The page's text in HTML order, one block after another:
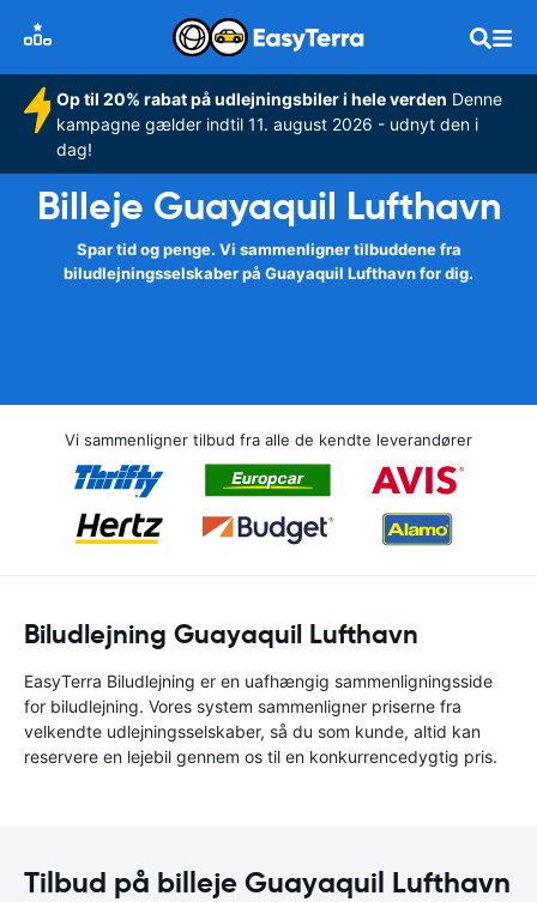
Op til 20% rabat på udlejningsbiler i hele verden Denne
kampagne gælder indtil 11. august 2026 - udnyt den i
dag!
Billeje Guayaquil Lufthavn
Spar tid og penge. Vi sammenligner tilbuddene fra
biludlejningsselskaber på Guayaquil Lufthavn for dig.
Vi sammenligner tilbud fra alle de kendte leverandører
Biludlejning Guayaquil Lufthavn
EasyTerra Biludlejning er en uafhængig sammenligningsside
for biludlejning. Vores system sammenligner priserne fra
velkendte udlejningsselskaber, så du som kunde, altid kan
reservere en lejebil gennem os til en konkurrencedygtig pris.
Tilbud på billeje Guayaquil Lufthavn